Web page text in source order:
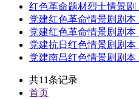
红色革命题材烈士情景剧
党建红色革命情景剧剧本
党建红色革命情景剧剧本
党建抗日红色情景剧剧本
党建南昌红色情景剧剧本
共11条记录
首页